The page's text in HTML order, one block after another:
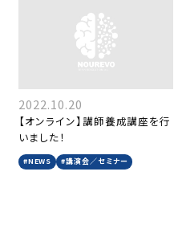
2022.10.20
【オンライン】講師養成講座を行
いました！
#NEWS #講演会／セミナー